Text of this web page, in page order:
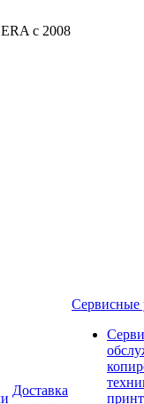
с 2008
Доставка
Сервисные